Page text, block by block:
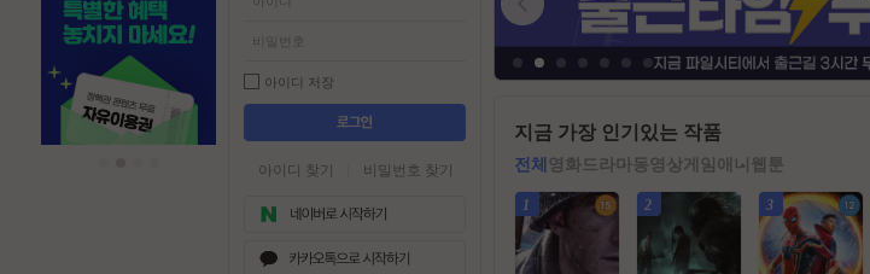
다를입는다
디스클로저
데이
#소지섭
유부녀킬러 #전지현
군체 #넷플릭스
아이디 저장
아이디 찾기 비밀번호 찾기
지금 가장 인기있는 작품
전체 영화드라마동영상게임 애니 웹툰
1 2 3